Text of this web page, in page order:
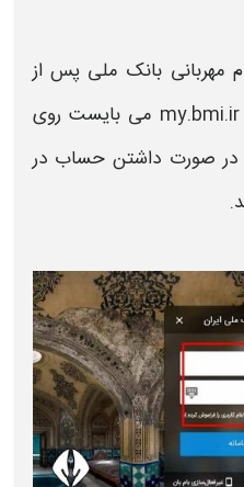
مهربانی بانک ملی پس از
جستجوی نشانی سامانه بام my.bmi.ir می بایست روی
در صورت داشتن حساب در